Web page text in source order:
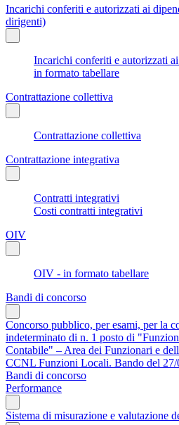
Incarichi conferiti e autorizzati ai
dirigenti)
Incarichi conferiti e autorizzati
in formato tabellare
Contrattazione collettiva
Contrattazione collettiva
Contrattazione integrativa
Contratti integrativi
Costi contratti integrativi
OIV
OIV - in formato tabellare
Bandi di concorso
Concorso pubblico, per esami, per la
indeterminato di n. 1 posto di
Contabile" – Area dei Funzionari e
CCNL Funzioni Locali. Bando del 27/
Bandi di concorso
Performance
Sistema di misurazione e valutazione